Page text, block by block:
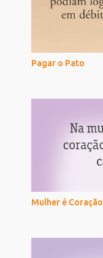
Pagar o Pato
Mulher é Coração